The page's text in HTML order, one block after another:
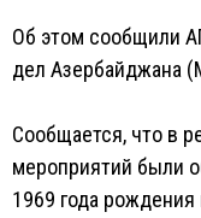
Об этом сообщили
дел Азербайджана
Сообщается, что в
мероприятий были
1969 года